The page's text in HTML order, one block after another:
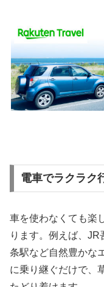
電車でラクラク
車を使わなくても楽
ります。例えば、JR
条駅など自然豊かな
に乗り継ぐだけで、